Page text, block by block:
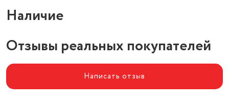
Наличие
Отзывы реальных покупателей
Написать отзыв